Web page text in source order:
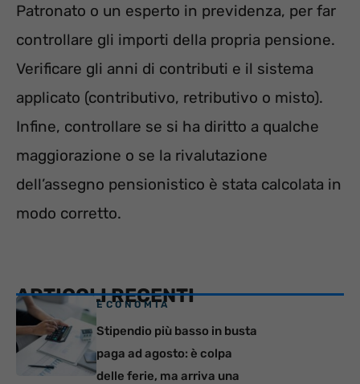
Patronato o un esperto in previdenza, per far
controllare gli importi della propria pensione.
Verificare gli anni di contributi e il sistema
applicato (contributivo, retributivo o misto).
Infine, controllare se si ha diritto a qualche
maggiorazione o se la rivalutazione
dell’assegno pensionistico è stata calcolata in
modo corretto.
ARTICOLI RECENTI
ECONOMIA
Stipendio più basso in busta
paga ad agosto: è colpa
delle ferie, ma arriva una